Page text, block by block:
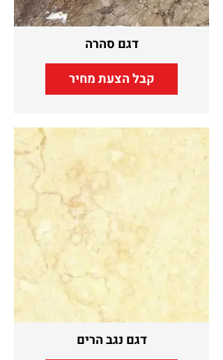
דגם סהרה
קבל הצעת מחיר
דגם נגב הרים